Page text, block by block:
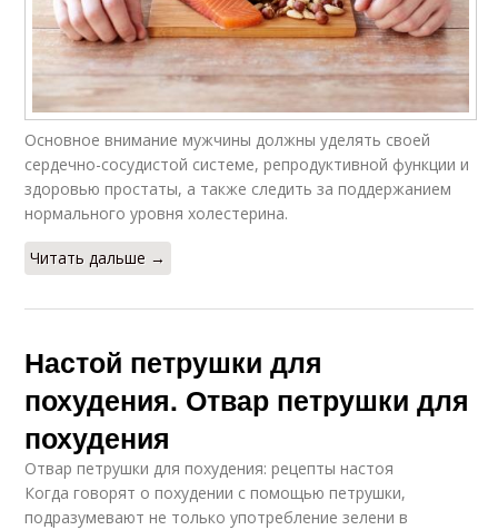
Основное внимание мужчины должны уделять своей
сердечно-сосудистой системе, репродуктивной функции и
здоровью простаты, а также следить за поддержанием
нормального уровня холестерина.
Читать дальше →
Настой петрушки для
похудения. Отвар петрушки для
похудения
Отвар петрушки для похудения: рецепты настоя
Когда говорят о похудении с помощью петрушки,
подразумевают не только употребление зелени в